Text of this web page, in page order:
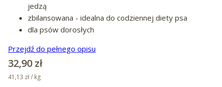
jedzą
zbilansowana - idealna do codziennej diety psa
dla psów dorosłych
Przejdź do pełnego opisu
Cena
32,90 zł
41,13 zł / kg